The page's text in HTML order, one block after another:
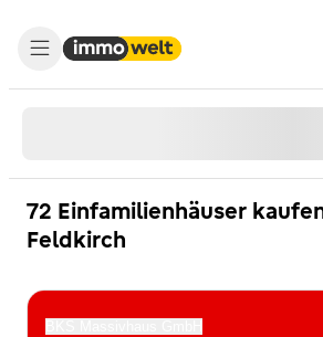
72 Einfamilienhäuser
Feldkirch